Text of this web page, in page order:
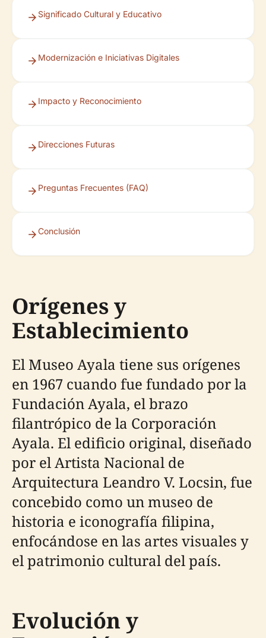
Significado Cultural y Educativo
Modernización e Iniciativas Digitales
Impacto y Reconocimiento
Direcciones Futuras
Preguntas Frecuentes (FAQ)
Conclusión
Orígenes y
Establecimiento
El Museo Ayala tiene sus orígenes
en 1967 cuando fue fundado por la
Fundación Ayala, el brazo
filantrópico de la Corporación
Ayala. El edificio original, diseñado
por el Artista Nacional de
Arquitectura Leandro V. Locsin, fue
concebido como un museo de
historia e iconografía filipina,
enfocándose en las artes visuales y
el patrimonio cultural del país.
Evolución y